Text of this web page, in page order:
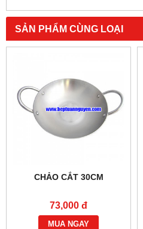
SẢN PHẨM CÙNG LOẠI
CHẢO CẮT 30CM
73,000 đ
MUA NGAY